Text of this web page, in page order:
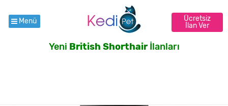
Menü
Ücretsiz
İlan Ver
Yeni British Shorthairİlanları